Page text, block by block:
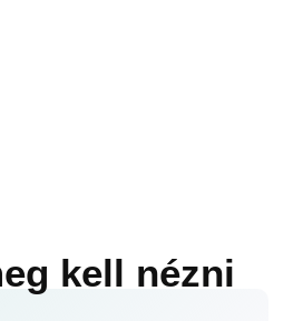
kell nézni